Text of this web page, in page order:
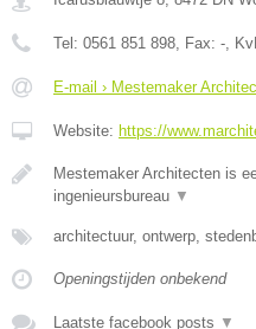
Tel: 0561 851 898, Fax: -,
E-mail › Mestemaker
Website: https://
Mestemaker Architecten is
ingenieursbureau ▼
architectuur, ontwerp,
Openingstijden onbekend
Laatste facebook posts ▼